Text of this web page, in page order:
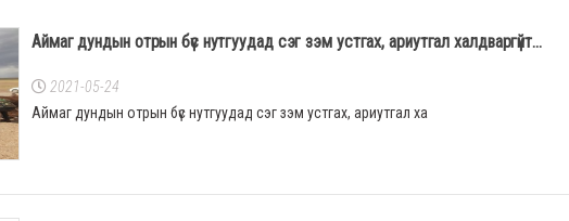
Аймаг дундын отрын бүс нутгуудад сэг зэм устгах, ариутгал халдваргүйт...
2021-05-24
Аймаг дундын отрын бүс нутгуудад сэг зэм устгах, ариутгал ха